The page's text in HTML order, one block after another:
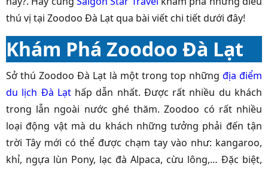
thú vị tại Zoodoo Đà Lạt qua bài viết chi tiết dưới đây!
Khám Phá Zoodoo Đà Lạt
Sở thú Zoodoo Đà Lạt là một trong top những địa điểm
du lịch Đà Lạthấp dẫn nhất. Được rất nhiều du khách
trong lẫn ngoài nước ghé thăm. Zoodoo có rất nhiều
loại động vật mà du khách những tưởng phải đến tận
trời Tây mới có thể được chạm tay vào như: kangaroo,
khỉ, ngựa lùn Pony, lạc đà Alpaca, cừu lông,… Đặc biệt,